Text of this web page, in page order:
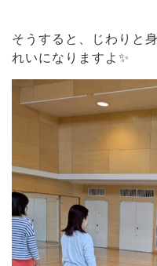
そうすると、じわりと
れいになりますよ✨